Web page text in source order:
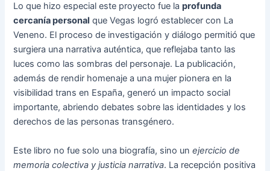
Lo que hizo especial este proyecto fue laprofunda
cercanía personal que Vegas logró establecer con La
Veneno. El proceso de investigación y diálogo permitió que
surgiera una narrativa auténtica, que reflejaba tanto las
luces como las sombras del personaje. La publicación,
además de rendir homenaje a una mujer pionera en la
visibilidad trans en España, generó un impacto social
importante, abriendo debates sobre las identidades y los
derechos de las personas transgénero.
Este libro no fue solo una biografía, sino unejercicio de
memoria colectiva y justicia narrativa. La recepción positiva